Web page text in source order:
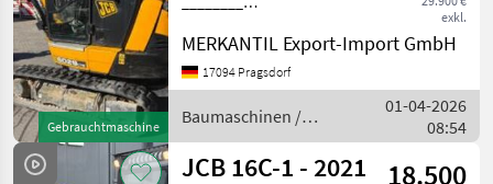
Gebrauchtmaschine
exkl.
Grabenräumschaufel und
Planierschild
Baumaschinen Minibagger
MERKANTIL Export-Import GmbH
17094 Pragsdorf
Baumaschinen /
JCB
01-04-2026
08:54
JCB 16C-1 - 2021
18.500